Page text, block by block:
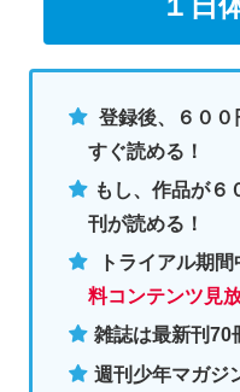
登録後、６０
すぐ読める！
もし、作品が６
刊が読める！
トライアル期
料コンテンツ見
雑誌は最新刊70
週刊少年マガジ